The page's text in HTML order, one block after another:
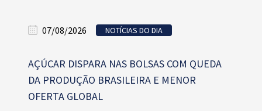
07/08/2026 NOTÍCIAS DO DIA
AÇÚCAR DISPARA NAS BOLSAS COM QUEDA
DA PRODUÇÃO BRASILEIRA E MENOR
OFERTA GLOBAL